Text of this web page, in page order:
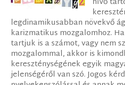
legdinamikusabban növekvő
karizmatikus mozgalomhoz.
tartjuk is a számot, vagy nem
mozgalommal, akkor is
kereszténységének egyik
jelenségéről van szó. Jogos